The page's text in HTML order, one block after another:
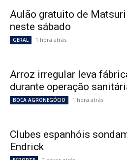
Aulão gratuito de
neste sábado
GERAL 1 hora atrás
Arroz irregular leva
durante operação
BOCA AGRONEGÓCIO 1 hora atrás
Clubes espanhóis
Endrick